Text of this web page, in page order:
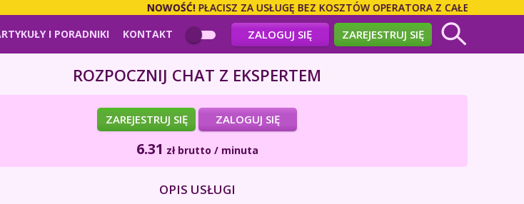
NOWOŚĆ!PŁACISZ ZA USŁUGĘ BEZ KOSZTÓW OPERATORA Z CAŁEGO ŚWIATA!
I PORADNIKI KONTAKT ZALOGUJ SIĘ ZAREJESTRUJ SIĘ
ROZPOCZNIJ CHAT Z EKSPERTEM
ZAREJESTRUJ SIĘ ZALOGUJ SIĘ
6.31 złbrutto / minuta
OPIS USŁUGI